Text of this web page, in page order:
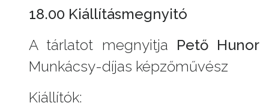
18.00 Kiállításmegnyitó
A tárlatot megnyitja Pető Hunor
Munkácsy-díjas képzőművész
Kiállítók: